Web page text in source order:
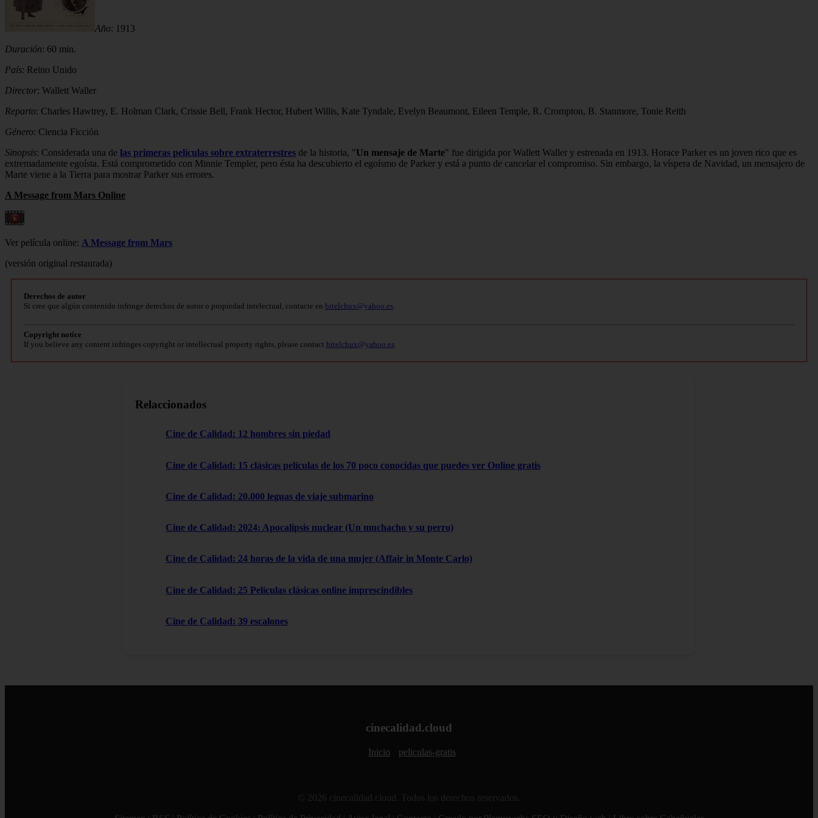
Año: 1913
Duración: 60 min.
País: Reino Unido
Director: Wallett Waller
Reparto: Charles Hawtrey, E. Holman Clark, Crissie Bell, Frank Hector, Hubert Willis, Kate Tyndale, Evelyn Beaumont, Eileen Temple, R. Crompton, B. Stanmore, Tonie Reith
Género: Ciencia Ficción
Sinopsis: Considerada una de las primeras películas sobre extraterrestres de la historia, "Un mensaje de Marte" fue dirigida por Wallett Waller y estrenada en 1913. Horace Parker es un joven rico que es
extremadamente egoísta. Está comprometido con Minnie Templer, pero ésta ha descubierto el egoísmo de Parker y está a punto de cancelar el compromiso. Sin embargo, la víspera de Navidad, un mensajero de
Marte viene a la Tierra para mostrar Parker sus errores.
A Message from Mars Online
Ver película online: A Message from Mars
(versión original restaurada)
Derechos de autor
Si cree que algún contenido infringe derechos de autor o propiedad intelectual, contacte en bitelchux@yahoo.es
Copyright notice
If you believe any content infringes copyright or intellectual property rights, please contact bitelchux@yahoo.es
Relaccionados
Cine de Calidad: 12 hombres sin piedad
Cine de Calidad: 15 clásicas películas de los 70 poco conocidas que puedes ver Online gratis
Cine de Calidad: 20.000 leguas de viaje submarino
Cine de Calidad: 2024: Apocalipsis nuclear (Un muchacho y su perro)
Cine de Calidad: 24 horas de la vida de una mujer (Affair in Monte Carlo)
Cine de Calidad: 25 Películas clásicas online imprescindibles
Cine de Calidad: 39 escalones
cinecalidad.cloud
Inicio peliculas-gratis
© 2026 cinecalidad.cloud. Todos los derechos reservados.